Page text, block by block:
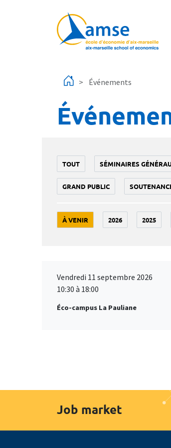
Événements
TOUT SÉMINAIRES
GRAND PUBLIC
À VENIR 2026 2025
Vendredi 11 septembre 2026
10:30 à 18:00
Éco-campus La Pauliane
Job market